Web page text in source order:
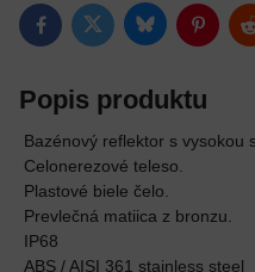
FacebookTwitterBluesky
Popis produktu
Bazénový reflektor s vysokou
Celonerezové teleso.
Plastové biele čelo.
Prevlečná matiica z bronzu.
IP68
ABS / AISI 361 stainless steel